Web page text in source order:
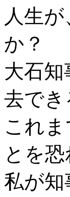
人生
か？
大石
去でき
これ
とを
私が